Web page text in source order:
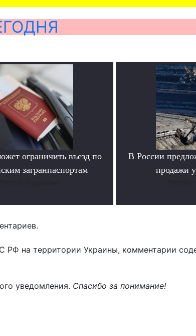
ограничить въезд по
загранпаспортам
В России
продажи
РФ на территории Украины, комментарии
уведомления. Спасибо за понимание!